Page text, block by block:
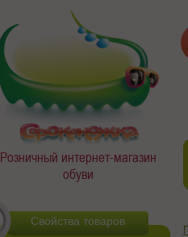
Розничный интернет-магазин
обуви
Свойства товаров